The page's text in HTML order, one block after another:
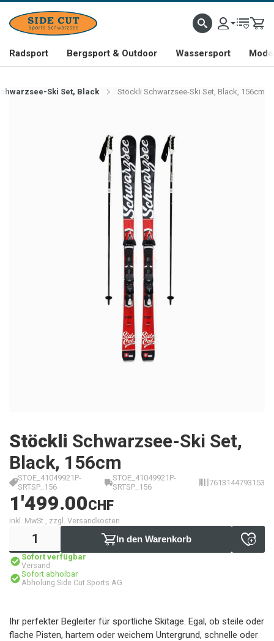
Radsport Bergsport & Outdoor Wassersport
Ski Set, Black Stöckli Schwarzsee-Ski Set, Black, 156cm
Stöckli Schwarzsee-Ski Set,
Black, 156cm
STOE_41049921P-
SRTSP_156
STOE_41049921P-
SRTSP_156
7613144793153
1'499.00CHF
inkl. MwSt., zzgl. Versandkosten
In den Warenkorb
Sofort verfügbar
Versand
Sofort abholbar
Abholung Side Cut Sports AG
Ihr perfekter Begleiter für sportliche Skitage. Egal, ob steile oder
flache Pisten, hartem oder weichem Untergrund, schnelle oder